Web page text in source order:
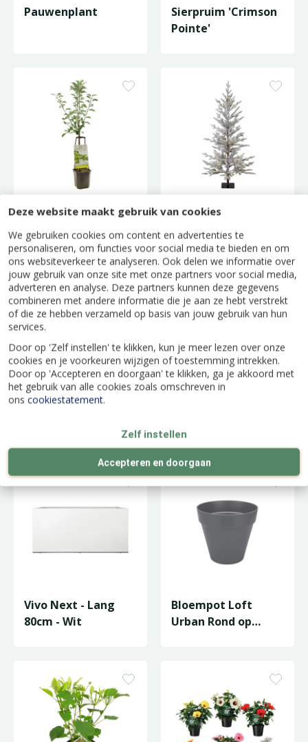
Deze website maakt gebruik van cookies
We gebruiken cookies om content en advertenties te
personaliseren, om functies voor social media te bieden en om
ons websiteverkeer te analyseren. Ook delen we informatie over
jouw gebruik van onze site met onze partners voor social media,
adverteren en analyse. Deze partners kunnen deze gegevens
combineren met andere informatie die je aan ze hebt verstrekt
of die ze hebben verzameld op basis van jouw gebruik van hun
services.
Door op 'Zelf instellen' te klikken, kun je meer lezen over onze
cookies en je voorkeuren wijzigen of toestemming intrekken.
Door op 'Accepteren en doorgaan' te klikken, ga je akkoord met
het gebruik van alle cookies zoals omschreven in
ons cookiestatement.
Zelf instellen
Accepteren en doorgaan
Pauwenplant
Sierpruim 'Crimson
Pointe'
Appelboom 'Glory
Snowy Jersey Full PE
Appelboom 'Delcorf'
Wielen - D39/H35cm
Wit
Vivo Next - Lang
80cm - Wit
Bloempot Loft
Urban Rond op